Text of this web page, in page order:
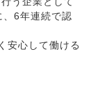
、6年連続で認
安心して働ける